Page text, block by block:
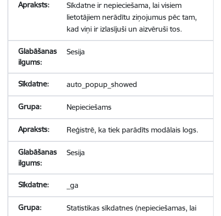
Sīkdatne ir nepieciešama, lai visiem
lietotājiem nerādītu ziņojumus pēc tam,
kad viņi ir izlasījuši un aizvēruši tos.
Sesija
auto_popup_showed
Nepieciešams
Reģistrē, ka tiek parādīts modālais logs.
Sesija
_ga
Statistikas sīkdatnes (nepieciešamas, lai